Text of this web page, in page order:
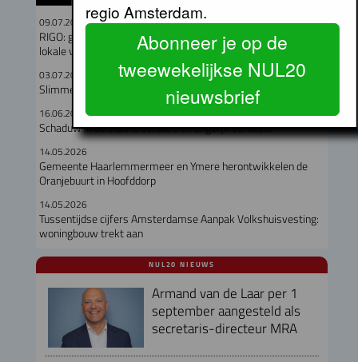
09.07.2026
RIGO: geen verband tussen omvang woningcorporatie en
lokale verankering
03.07.2026
Slimme ramen houden woningen tot 5 graden koeler
16.06.2026
Schaduw in de stad is schaars en ongelijk verdeeld
14.05.2026
Gemeente Haarlemmermeer en Ymere herontwikkelen de
Oranjebuurt in Hoofddorp
14.05.2026
Tussentijdse cijfers Amsterdamse Aanpak Volkshuisvesting:
woningbouw trekt aan
NUL20 NIEUWS
Armand van de Laar per 1
september aangesteld als
secretaris-directeur MRA
regio Amsterdam.
Abonneer je op de
tweewekelijkse NUL20
nieuwsbrief